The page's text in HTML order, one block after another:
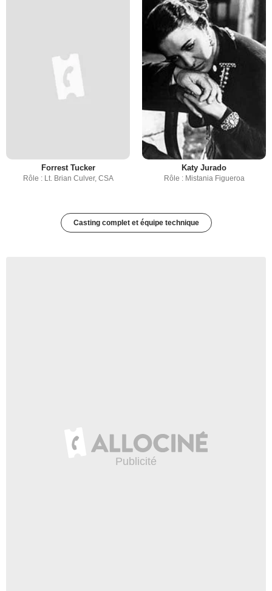
Forrest Tucker
Rôle : Lt. Brian Culver, CSA
Katy Jurado
Rôle : Mistania Figueroa
Casting complet et équipe technique